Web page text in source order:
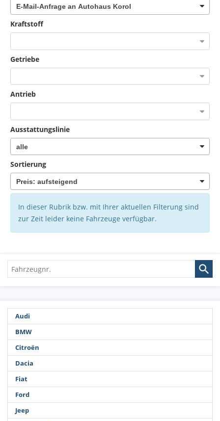
Kraftstoff
Getriebe
Antrieb
Ausstattungslinie
Sortierung
In dieser Rubrik bzw. mit Ihrer aktuellen Filterung sind
zur Zeit leider keine Fahrzeuge verfügbar.
Fahrzeugnr.
Audi
BMW
Citroën
Dacia
Fiat
Ford
Jeep